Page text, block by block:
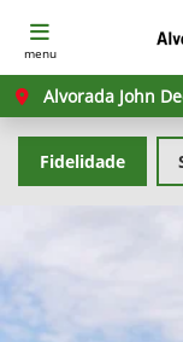
menu
Alvorada John
Fidelidade